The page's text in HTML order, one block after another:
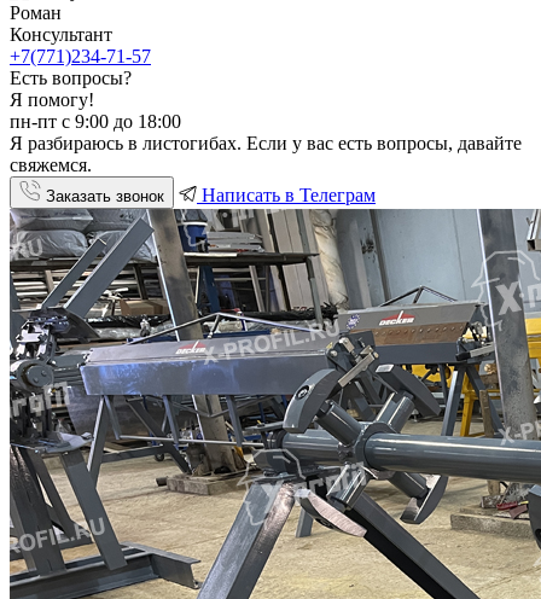
Роман
Консультант
+7(771)234-71-57
Есть вопросы?
Я помогу!
пн-пт с 9:00 до 18:00
Я разбираюсь в листогибах. Если у вас есть вопросы, давайте
свяжемся.
Заказать звонок Написать в Телеграм